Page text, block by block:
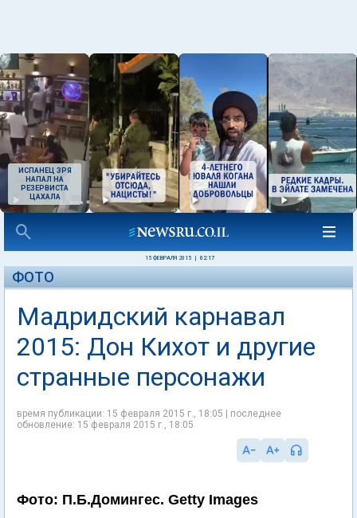
ИСПАНЕЦ ЗРЯ
НАПАЛ НА
РЕЗЕРВИСТА
ЦАХАЛА
15 ФЕВРАЛЯ 2015 02:17
ФОТО
Мадридский карнавал
2015: Дон Кихот и другие
странные персонажи
время публикации: 15 февраля 2015 г., 18:05 | последнее
обновление: 15 февраля 2015 г., 18:05
Фото: П.Б.Домингес. Getty Images